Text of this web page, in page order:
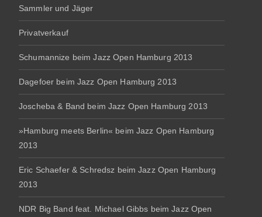
Sammler und Jäger
Privatverkauf
Schumannize beim Jazz Open Hamburg 2013
Dagefoer beim Jazz Open Hamburg 2013
Joscheba & Band beim Jazz Open Hamburg 2013
»Hamburg meets Berlin« beim Jazz Open Hamburg
2013
Eric Schaefer & Schredsz beim Jazz Open Hamburg
2013
NDR Big Band feat. Michael Gibbs beim Jazz Open